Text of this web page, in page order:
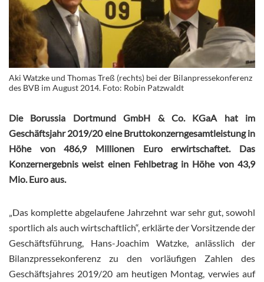
Aki Watzke und Thomas Treß (rechts) bei der Bilanpressekonferenz
des BVB im August 2014. Foto: Robin Patzwaldt
Die Borussia Dortmund GmbH & Co. KGaA hat im
Geschäftsjahr 2019/20 eine Bruttokonzerngesamtleistung in
Höhe von 486,9 Millionen Euro erwirtschaftet. Das
Konzernergebnis weist einen Fehlbetrag in Höhe von 43,9
Mio. Euro aus.
„Das komplette abgelaufene Jahrzehnt war sehr gut, sowohl
sportlich als auch wirtschaftlich“, erklärte der Vorsitzende der
Geschäftsführung, Hans-Joachim Watzke, anlässlich der
Bilanzpressekonferenz zu den vorläufigen Zahlen des
Geschäftsjahres 2019/20 am heutigen Montag, verwies auf